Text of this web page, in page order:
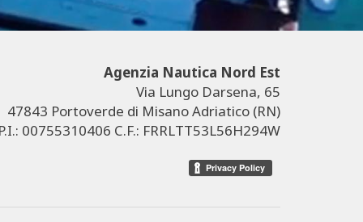
Agenzia Nautica Nord Est
Via Lungo Darsena, 65
47843 Portoverde di Misano Adriatico (RN)
P.I.: 00755310406 C.F.: FRRLTT53L56H294W